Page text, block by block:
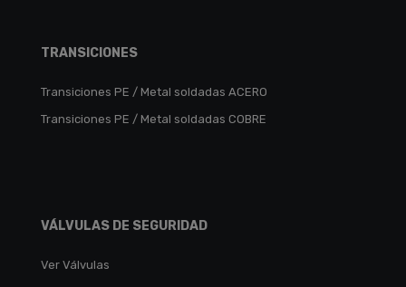
TRANSICIONES
Transiciones PE / Metal soldadas ACERO
Transiciones PE / Metal soldadas COBRE
VÁLVULAS DE SEGURIDAD
Ver Válvulas